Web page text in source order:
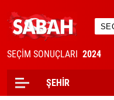
SEÇİM SONUÇLARI 2024